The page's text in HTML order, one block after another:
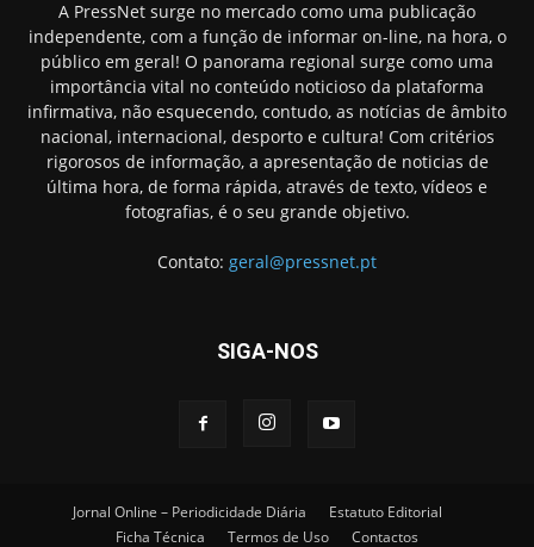
A PressNet surge no mercado como uma publicação
independente, com a função de informar on-line, na hora, o
público em geral! O panorama regional surge como uma
importância vital no conteúdo noticioso da plataforma
infirmativa, não esquecendo, contudo, as notícias de âmbito
nacional, internacional, desporto e cultura! Com critérios
rigorosos de informação, a apresentação de noticias de
última hora, de forma rápida, através de texto, vídeos e
fotografias, é o seu grande objetivo.
Contato: geral@pressnet.pt
SIGA-NOS
Jornal Online – Periodicidade Diária
Estatuto Editorial
Ficha Técnica
Termos de Uso Contactos